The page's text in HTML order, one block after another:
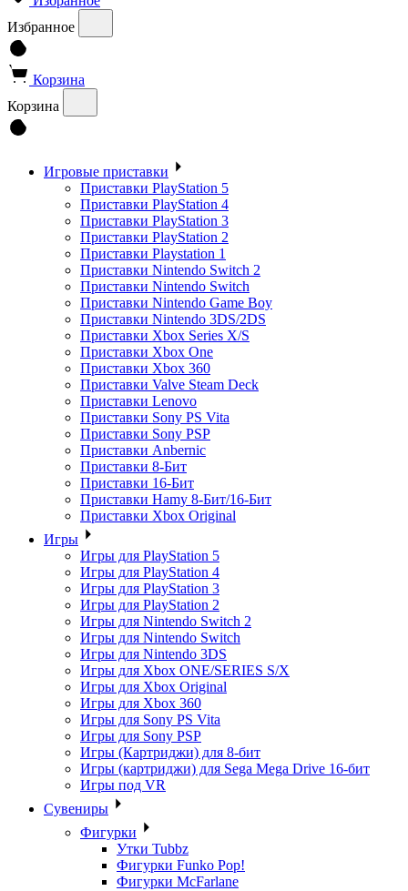
Избранное
Корзина
Корзина
Игровые приставки
Приставки PlayStation 5
Приставки PlayStation 4
Приставки PlayStation 3
Приставки PlayStation 2
Приставки Playstation 1
Приставки Nintendo Switch 2
Приставки Nintendo Switch
Приставки Nintendo Game Boy
Приставки Nintendo 3DS/2DS
Приставки Xbox Series X/S
Приставки Xbox One
Приставки Xbox 360
Приставки Valve Steam Deck
Приставки Lenovo
Приставки Sony PS Vita
Приставки Sony PSP
Приставки Anbernic
Приставки 8-Бит
Приставки 16-Бит
Приставки Hamy 8-Бит/16-Бит
Приставки Xbox Original
Игры
Игры для PlayStation 5
Игры для PlayStation 4
Игры для PlayStation 3
Игры для PlayStation 2
Игры для Nintendo Switch 2
Игры для Nintendo Switch
Игры для Nintendo 3DS
Игры для Xbox ONE/SERIES S/X
Игры для Xbox Original
Игры для Xbox 360
Игры для Sony PS Vita
Игры для Sony PSP
Игры (Картриджи) для 8-бит
Игры (картриджи) для Sega Mega Drive 16-бит
Игры под VR
Сувениры
Фигурки
Утки Tubbz
Фигурки Funko Pop!
Фигурки McFarlane